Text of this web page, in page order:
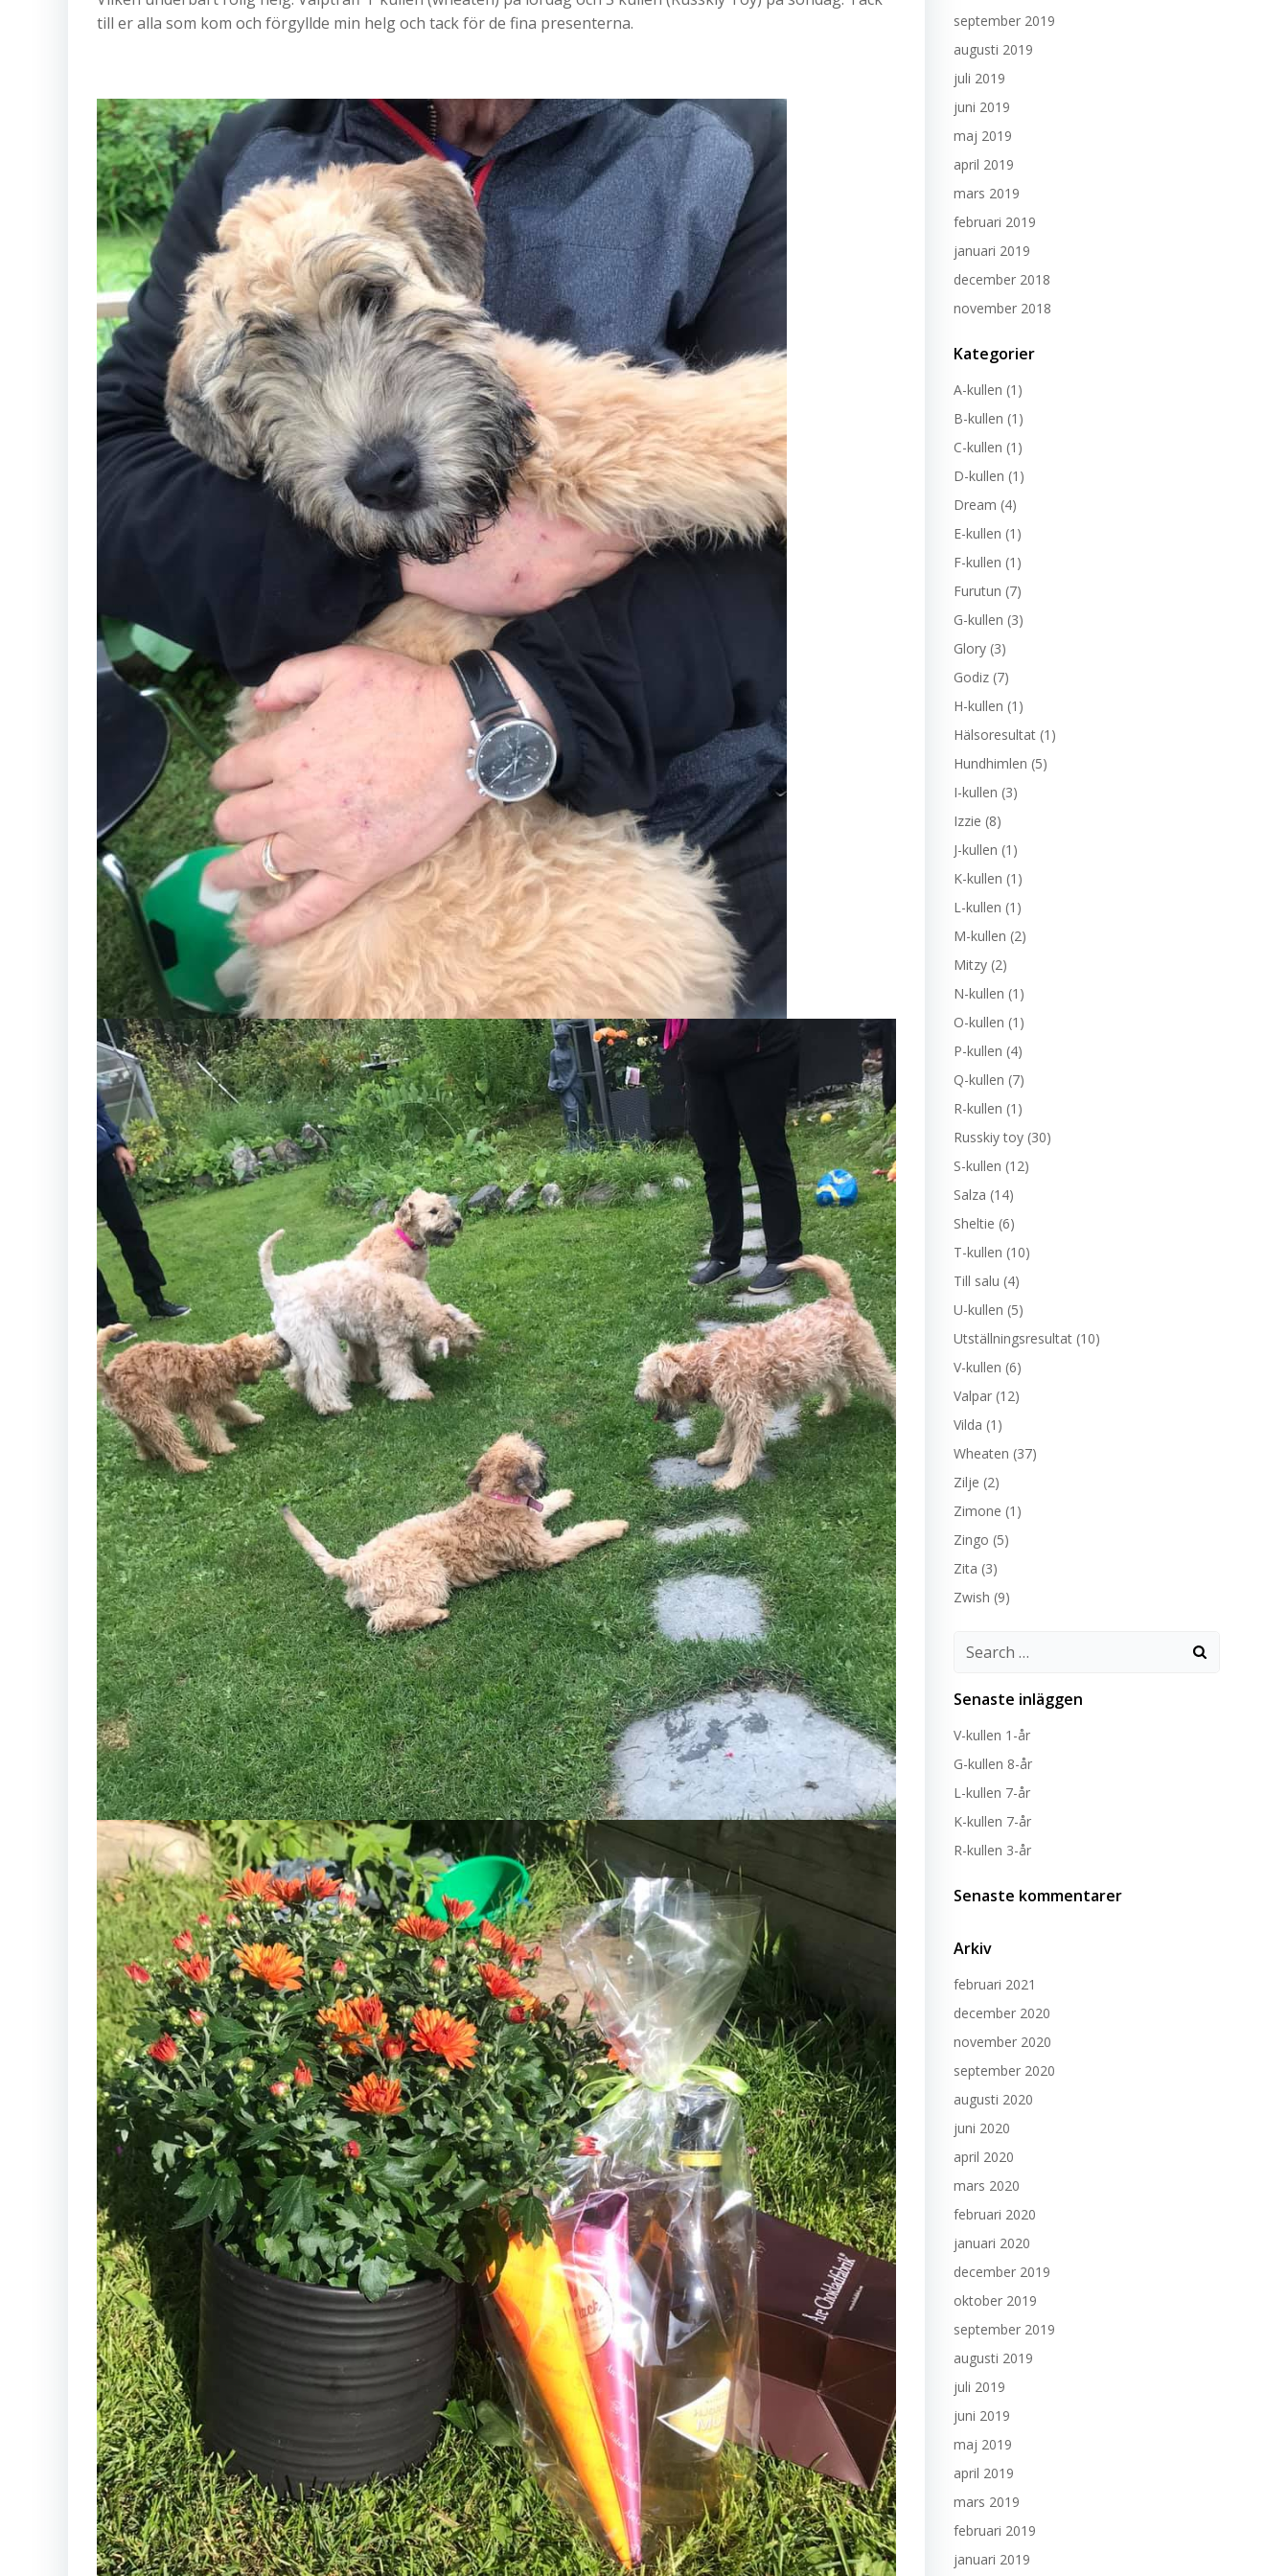
till er alla som kom och förgyllde min helg och tack för de fina presenterna.
september 2019
augusti 2019
juli 2019
juni 2019
maj 2019
april 2019
mars 2019
februari 2019
januari 2019
december 2018
november 2018
Kategorier
A-kullen (1)
B-kullen (1)
C-kullen (1)
D-kullen (1)
Dream (4)
E-kullen (1)
F-kullen (1)
Furutun (7)
G-kullen (3)
Glory (3)
Godiz (7)
H-kullen (1)
Hälsoresultat (1)
Hundhimlen (5)
I-kullen (3)
Izzie (8)
J-kullen (1)
K-kullen (1)
L-kullen (1)
M-kullen (2)
Mitzy (2)
N-kullen (1)
O-kullen (1)
P-kullen (4)
Q-kullen (7)
R-kullen (1)
Russkiy toy (30)
S-kullen (12)
Salza (14)
Sheltie (6)
T-kullen (10)
Till salu (4)
U-kullen (5)
Utställningsresultat (10)
V-kullen (6)
Valpar (12)
Vilda (1)
Wheaten (37)
Zilje (2)
Zimone (1)
Zingo (5)
Zita (3)
Zwish (9)
Search
Senaste inläggen
V-kullen 1-år
G-kullen 8-år
L-kullen 7-år
K-kullen 7-år
R-kullen 3-år
Senaste kommentarer
Arkiv
februari 2021
december 2020
november 2020
september 2020
augusti 2020
juni 2020
april 2020
mars 2020
februari 2020
januari 2020
december 2019
oktober 2019
september 2019
augusti 2019
juli 2019
juni 2019
maj 2019
april 2019
mars 2019
februari 2019
januari 2019